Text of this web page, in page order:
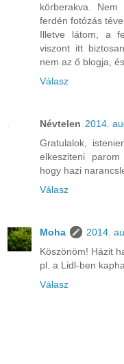
körberakva.
ferdén fotózás
Illetve látom, a
viszont itt
nem az ő blogja,
Válasz
Névtelen 2014.
Gratulalok,
elkesziteni
hogy hazi
Válasz
Moha
2014.
Köszönöm! Házit
pl. a Lidl-ben
Válasz